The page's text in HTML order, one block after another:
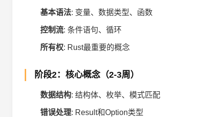
基本语法: 变量、数据类型、函数
控制流: 条件语句、循环
所有权: Rust最重要的概念
阶段2：核心概念（2-3周）
数据结构: 结构体、枚举、模式匹配
错误处理: Result和Option类型